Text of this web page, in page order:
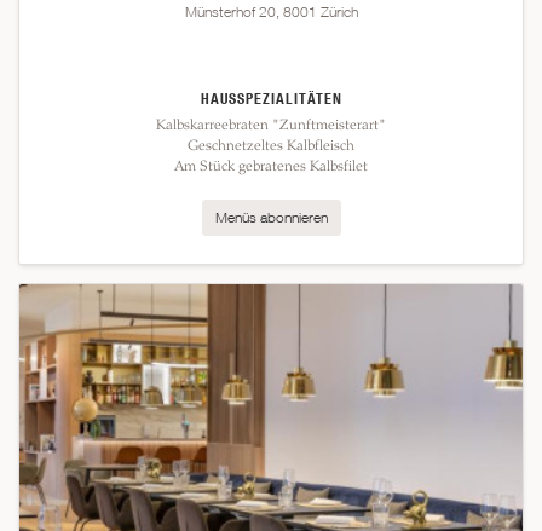
Münsterhof 20, 8001 Zürich
HAUSSPEZIALITÄTEN
Kalbskarreebraten "Zunftmeisterart"
Geschnetzeltes Kalbfleisch
Am Stück gebratenes Kalbsfilet
Menüs abonnieren